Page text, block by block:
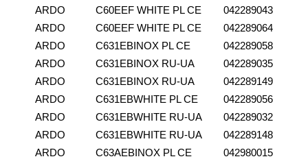
ARDO
C60EEF WHITE PL CE
042289043
ARDO
C60EEF WHITE PL CE
042289064
ARDO
C631EBINOX PL CE
042289058
ARDO
C631EBINOX RU-UA
042289035
ARDO
C631EBINOX RU-UA
042289149
ARDO
C631EBWHITE PL CE
042289056
ARDO
C631EBWHITE RU-UA
042289032
ARDO
C631EBWHITE RU-UA
042289148
ARDO
C63AEBINOX PL CE 042980015